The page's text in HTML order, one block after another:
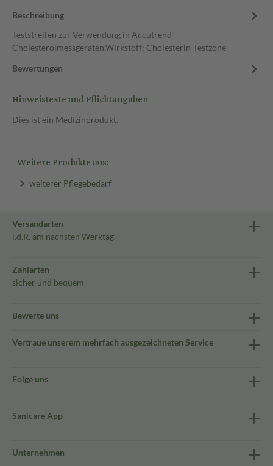
Beschreibung
Teststreifen zur Verwendung in Accutrend
Cholesterolmessgeräten.Wirkstoff: Cholesterin-Testzone
Bewertungen
Hinweistexte und Pflichtangaben
Dies ist ein Medizinprodukt.
Weitere Produkte aus:
weiterer Pflegebedarf
Versandarten
i.d.R. am nächsten Werktag
Zahlarten
sicher und bequem
Bewerte uns
Vertraue unserem mehrfach ausgezeichneten Service
Folge uns
Sanicare App
Unternehmen